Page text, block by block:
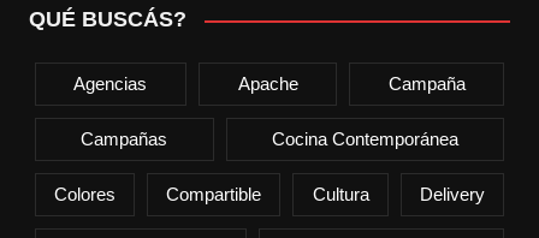
QUÉ BUSCÁS?
Agencias Apache Campaña
Campañas Cocina Contemporánea
Colores Compartible Cultura Delivery